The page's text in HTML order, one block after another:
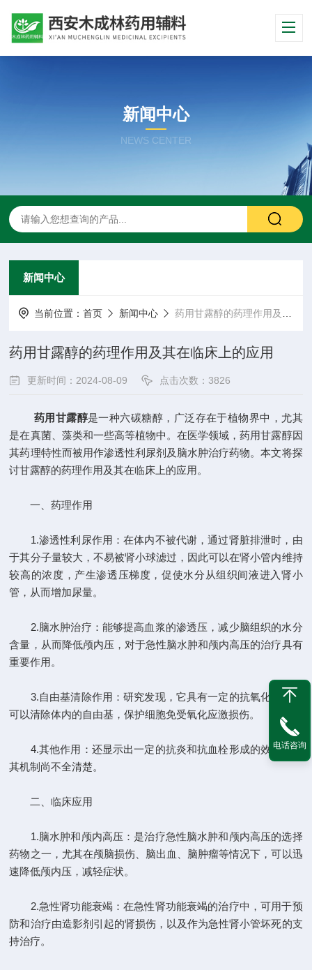
新闻中心
NEWS CENTER
新闻中心
当前位置：首页 新闻中心 药用甘露醇的药理作用及其在临床上的应用
药用甘露醇的药理作用及其在临床上的应用
更新时间：2024-08-09 点击次数：3826
药用甘露醇是一种六碳糖醇，广泛存在于植物界中，尤其
是在真菌、藻类和一些高等植物中。在医学领域，药用甘露醇因
其药理特性而被用作渗透性利尿剂及脑水肿治疗药物。本文将探
讨甘露醇的药理作用及其在临床上的应用。
一、药理作用
1.渗透性利尿作用：在体内不被代谢，通过肾脏排泄时，由
于其分子量较大，不易被肾小球滤过，因此可以在肾小管内维持
较高的浓度，产生渗透压梯度，促使水分从组织间液进入肾小
管，从而增加尿量。
2.脑水肿治疗：能够提高血浆的渗透压，减少脑组织的水分
含量，从而降低颅内压，对于急性脑水肿和颅内高压的治疗具有
重要作用。
3.自由基清除作用：研究发现，它具有一定的抗氧化能力，
可以清除体内的自由基，保护细胞免受氧化应激损伤。
4.其他作用：还显示出一定的抗炎和抗血栓形成的效果，但
其机制尚不全清楚。
二、临床应用
1.脑水肿和颅内高压：是治疗急性脑水肿和颅内高压的选择
药物之一，尤其在颅脑损伤、脑出血、脑肿瘤等情况下，可以迅
速降低颅内压，减轻症状。
2.急性肾功能衰竭：在急性肾功能衰竭的治疗中，可用于预
防和治疗由造影剂引起的肾损伤，以及作为急性肾小管坏死的支
持治疗。
电话咨询